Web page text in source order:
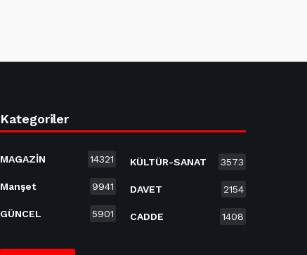
Kategoriler
MAGAZİN 14321
Manşet 9941
GÜNCEL 5901
KÜLTÜR-SANAT 3573
DAVET 2154
CADDE 1408